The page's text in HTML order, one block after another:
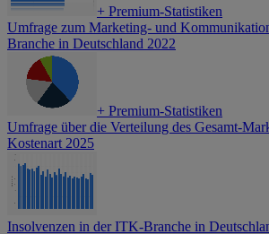
+ Premium-Statistiken
Umfrage zum Marketing- und
Branche in Deutschland 2022
+ Premium-Statistiken
Umfrage über die Verteilung des Gesamt-
Kostenart 2025
Insolvenzen in der ITK-Branche in